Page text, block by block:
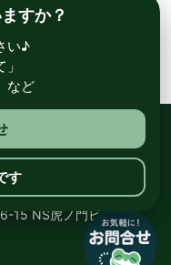
く必要が御座いますので
ット ル・サイク
NS虎ノ門ビル8階
すか？
い♪
など
す